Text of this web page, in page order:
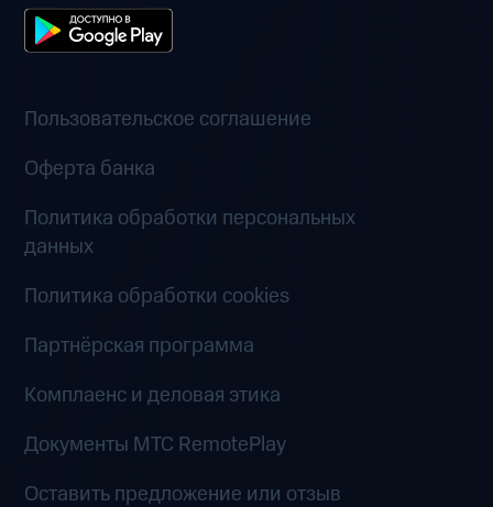
Пользовательское соглашение
Оферта банка
Политика обработки персональных
данных
Политика обработки cookies
Партнёрская программа
Комплаенс и деловая этика
Документы MTC RemotePlay
Оставить предложение или отзыв